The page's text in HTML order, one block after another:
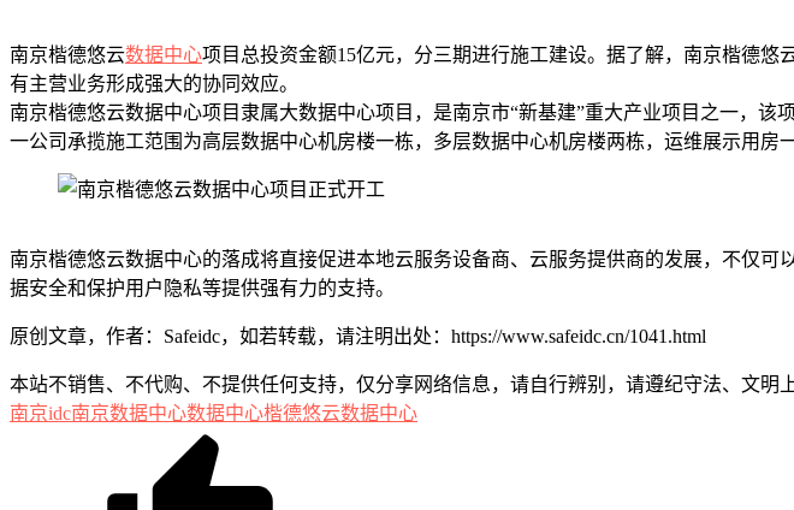
南京楷德悠云数据中心项目总投资金额15亿元，分三期进行施工建设。据了解，南京楷德悠
有主营业务形成强大的协同效应。
南京楷德悠云数据中心项目隶属大数据中心项目，是南京市“新基建”重大产业项目之一，
一公司承揽施工范围为高层数据中心机房楼一栋，多层数据中心机房楼两栋，运维展示用房
南京楷德悠云数据中心的落成将直接促进本地云服务设备商、云服务提供商的发展，不仅
据安全和保护用户隐私等提供强有力的支持。
原创文章，作者：Safeidc，如若转载，请注明出处：https://www.safeidc.cn/1041.html
本站不销售、不代购、不提供任何支持，仅分享网络信息，请自行辨别，请遵纪守法、文明上
南京idc南京数据中心数据中心楷德悠云数据中心